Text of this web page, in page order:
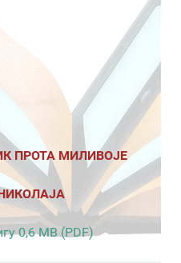
ПРОТА МИЛИВОЈЕ
0,6 MB (PDF)